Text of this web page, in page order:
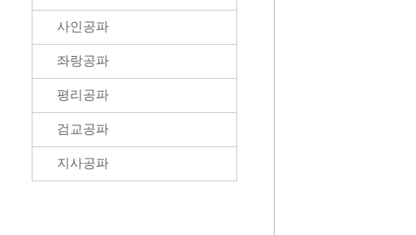
사인공파
좌랑공파
평리공파
검교공파
지사공파